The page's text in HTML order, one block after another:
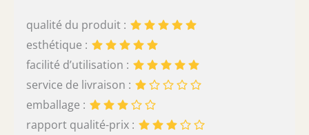
qualité du produit :
esthétique :
facilité d’utilisation :
service de livraison :
emballage :
rapport qualité-prix :